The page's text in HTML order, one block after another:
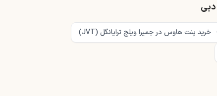
خرید پنت‌ هاوس در جمیرا ویلج ترایانگل (JVT)